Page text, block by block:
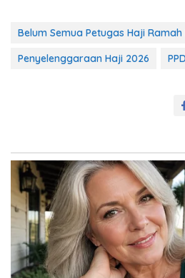
Belum Semua Petugas Haji
Penyelenggaraan Haji 2026